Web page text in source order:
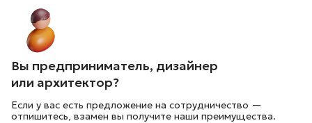
Вы предприниматель, дизайнер
или архитектор?
Если у вас есть предложение на сотрудничество —
отпишитесь, взамен вы получите наши преимущества.